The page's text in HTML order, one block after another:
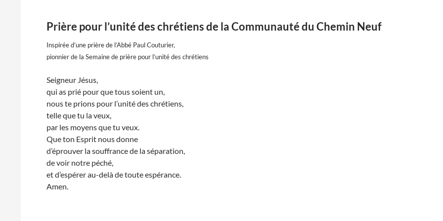
Prière pour l’unité des chrétiens de la Communauté du Chemin Neuf
Inspirée d’une prière de l’Abbé Paul Couturier,
pionnier de la Semaine de prière pour l’unité des chrétiens
Seigneur Jésus,
qui as prié pour que tous soient un,
nous te prions pour l’unité des chrétiens,
telle que tu la veux,
par les moyens que tu veux.
Que ton Esprit nous donne
d’éprouver la souffrance de la séparation,
de voir notre péché,
et d’espérer au-delà de toute espérance.
Amen.